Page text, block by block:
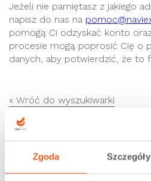
Zgoda Szczegóły
Jeżeli nie pamiętasz z jakiego
napisz do nas na
pomogą Ci odzyskać konto oraz
procesie mogą poprosić Cię o
danych, aby potwierdzić, że to
« Wróć do wyszukiwarki
Zobacz podobne